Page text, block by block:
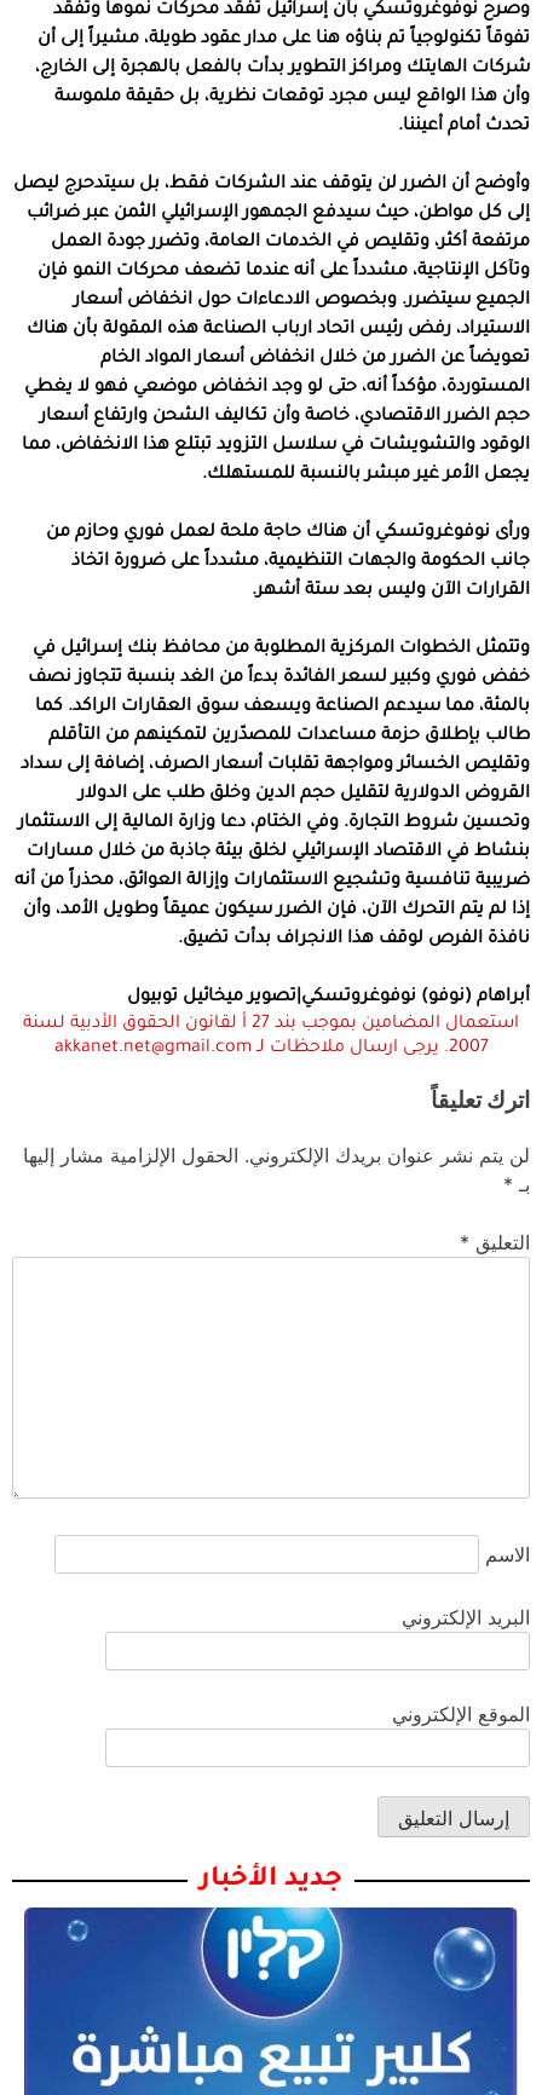
وصرح نوفوغروتسكي بأن إسرائيل تفقد محركات نموها وتفقد
تفوقاً تكنولوجياً تم بناؤه هنا على مدار عقود طويلة، مشيراً إلى أن
شركات الهايتك ومراكز التطوير بدأت بالفعل بالهجرة إلى الخارج،
وأن هذا الواقع ليس مجرد توقعات نظرية، بل حقيقة ملموسة
تحدث أمام أعيننا.
وأوضح أن الضرر لن يتوقف عند الشركات فقط، بل سيتدحرج ليصل
إلى كل مواطن، حيث سيدفع الجمهور الإسرائيلي الثمن عبر ضرائب
مرتفعة أكثر، وتقليص في الخدمات العامة، وتضرر جودة العمل
وتآكل الإنتاجية، مشدداً على أنه عندما تضعف محركات النمو فإن
الجميع سيتضرر. وبخصوص الادعاءات حول انخفاض أسعار
الاستيراد، رفض رئيس اتحاد ارباب الصناعة هذه المقولة بأن هناك
تعويضاً عن الضرر من خلال انخفاض أسعار المواد الخام
المستوردة، مؤكداً أنه، حتى لو وجد انخفاض موضعي فهو لا يغطي
حجم الضرر الاقتصادي، خاصة وأن تكاليف الشحن وارتفاع أسعار
الوقود والتشويشات في سلاسل التزويد تبتلع هذا الانخفاض، مما
يجعل الأمر غير مبشر بالنسبة للمستهلك.
ورأى نوفوغروتسكي أن هناك حاجة ملحة لعمل فوري وحازم من
جانب الحكومة والجهات التنظيمية، مشدداً على ضرورة اتخاذ
القرارات الآن وليس بعد ستة أشهر.
وتتمثل الخطوات المركزية المطلوبة من محافظ بنك إسرائيل في
خفض فوري وكبير لسعر الفائدة بدءاً من الغد بنسبة تتجاوز نصف
بالمئة، مما سيدعم الصناعة ويسعف سوق العقارات الراكد. كما
طالب بإطلاق حزمة مساعدات للمصدّرين لتمكينهم من التأقلم
وتقليص الخسائر ومواجهة تقلبات أسعار الصرف، إضافة إلى سداد
القروض الدولارية لتقليل حجم الدين وخلق طلب على الدولار
وتحسين شروط التجارة. وفي الختام، دعا وزارة المالية إلى الاستثمار
بنشاط في الاقتصاد الإسرائيلي لخلق بيئة جاذبة من خلال مسارات
ضريبية تنافسية وتشجيع الاستثمارات وإزالة العوائق، محذراً من أنه
إذا لم يتم التحرك الآن، فإن الضرر سيكون عميقاً وطويل الأمد، وأن
نافذة الفرص لوقف هذا الانجراف بدأت تضيق.
أبراهام (نوفو) نوفوغروتسكي|تصوير ميخائيل توبيول
استعمال المضامين بموجب بند 27 أ لقانون الحقوق الأدبية لسنة
2007. يرجى ارسال ملاحظات لـ akkanet.net@gmail.com
اترك تعليقاً
لن يتم نشر عنوان بريدك الإلكتروني. الحقول الإلزامية مشار إليها
بـ *
التعليق *
الاسم
البريد الإلكتروني
الموقع الإلكتروني
جديد الأخبار